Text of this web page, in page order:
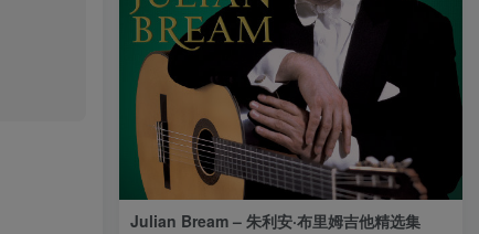
Julian Bream – 朱利安·布里姆吉他精选集